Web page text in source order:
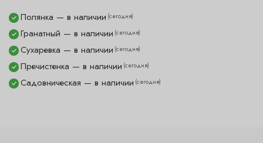
✓ Гранатный — в наличии (сегодня)
✓ Полянка — в наличии (сегодня)
✓ Пречистенка — в наличии (сегодня)
✓ Садовническая — в наличии (сегодня)
✓ Сухаревка — в наличии (сегодня)